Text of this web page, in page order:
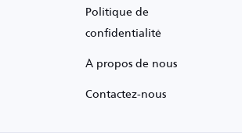
Politique de
confidentialité
À propos de nous
Contactez-nous